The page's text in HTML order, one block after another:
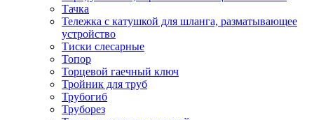
Тачка
Тележка с катушкой для шланга, разматывающее
устройство
Тиски слесарные
Топор
Торцевой гаечный ключ
Тройник для труб
Трубогиб
Труборез